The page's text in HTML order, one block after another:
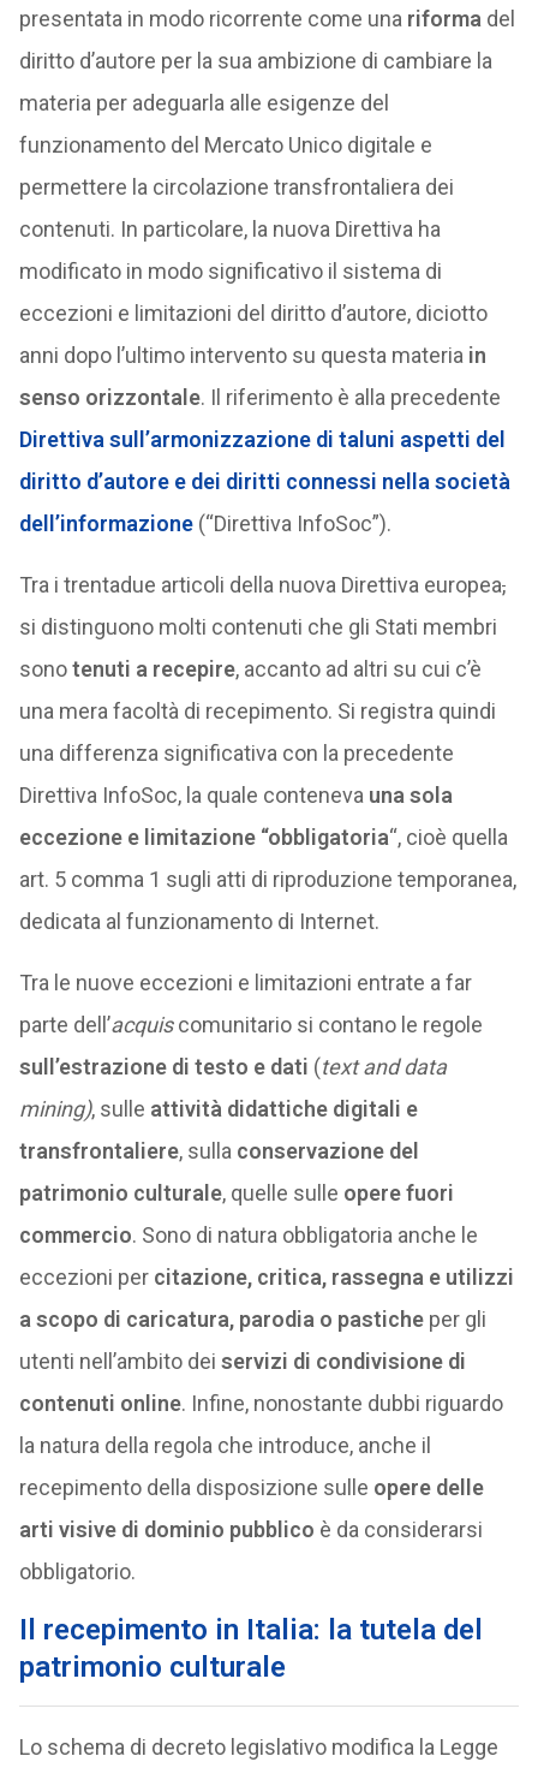
presentata in modo ricorrente come una riforma del
diritto d’autore per la sua ambizione di cambiare la
materia per adeguarla alle esigenze del
funzionamento del Mercato Unico digitale e
permettere la circolazione transfrontaliera dei
contenuti. In particolare, la nuova Direttiva ha
modificato in modo significativo il sistema di
eccezioni e limitazioni del diritto d’autore, diciotto
anni dopo l’ultimo intervento su questa materia in
senso orizzontale. Il riferimento è alla precedente
Direttiva sull’armonizzazione di taluni aspetti del
diritto d’autore e dei diritti connessi nella società
dell’informazione(“Direttiva InfoSoc”).
Tra i trentadue articoli della nuova Direttiva europea,
si distinguono molti contenuti che gli Stati membri
sonotenuti a recepire, accanto ad altri su cui c’è
una mera facoltà di recepimento. Si registra quindi
una differenza significativa con la precedente
Direttiva InfoSoc, la quale conteneva una sola
eccezione e limitazione “obbligatoria“, cioè quella
art. 5 comma 1 sugli atti di riproduzione temporanea,
dedicata al funzionamento di Internet.
Tra le nuove eccezioni e limitazioni entrate a far
parte dell’acquiscomunitario si contano le regole
sull’estrazione di testo e dati (text and data
mining), sulle attività didattiche digitali e
transfrontaliere, sulla conservazione del
patrimonio culturale, quelle sulle opere fuori
commercio. Sono di natura obbligatoria anche le
eccezioni per citazione, critica, rassegna e utilizzi
a scopo di caricatura, parodia o pasticheper gli
utenti nell’ambito dei servizi di condivisione di
contenuti online. Infine, nonostante dubbi riguardo
la natura della regola che introduce, anche il
recepimento della disposizione sulle opere delle
arti visive di dominio pubblico è da considerarsi
obbligatorio.
Il recepimento in Italia: la tutela del
patrimonio culturale
Lo schema di decreto legislativo modifica la Legge